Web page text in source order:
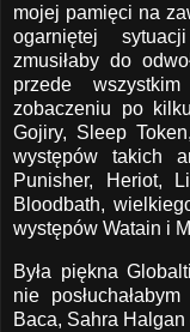
mojej pamięci na
ogarniętej
zmusiłaby do
przede
zobaczeniu po
Gojiry, Sleep
występów takich
Punisher, Heriot,
Bloodbath,
występów Watain i
Była piękna
nie
Baca, Sahra